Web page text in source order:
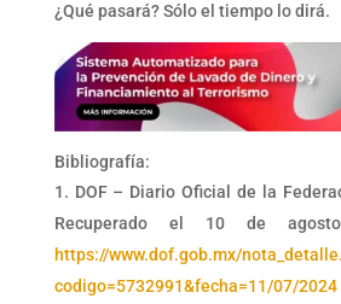
¿Qué pasará? Sólo el tiempo lo dirá.
Bibliografía:
DOF – Diario Oficial de la
Recuperado el 10 de
https://www.dof.gob.mx/
codigo=5732991&fecha=11/07/2024